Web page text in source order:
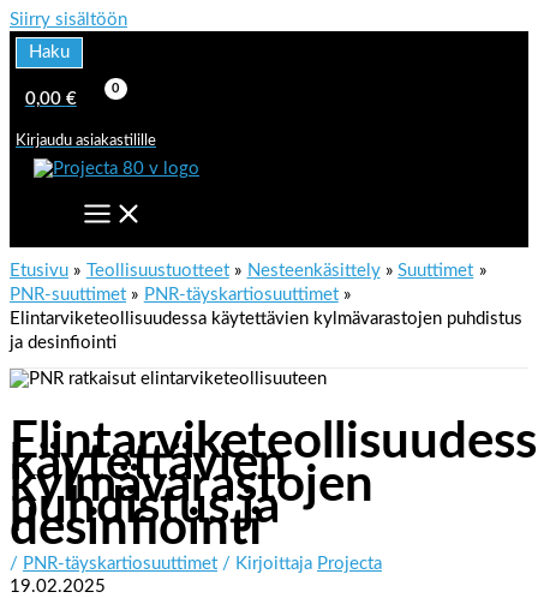
Siirry sisältöön
Haku
0,00 €
Kirjaudu asiakastilille
Etusivu Teollisuustuotteet Nesteenkäsittely
Suuttimet
PNR-suuttimet
PNR-täyskartiosuuttimet
Elintarviketeollisuudessa käytettävien kylmävarastojen puhdistus
ja desinfiointi
käytettävien
kylmävarastojen
puhdistus ja
desinfiointi
/ PNR-täyskartiosuuttimet / Kirjoittaja Projecta
19.02.2025